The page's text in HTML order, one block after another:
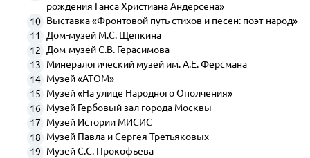
рождения Ганса Христиана Андерсена»
Выставка «Фронтовой путь стихов и песен: поэт-народ»
Дом-музей М.С. Щепкина
Дом-музей С.В. Герасимова
Минералогический музей им. А.Е. Ферсмана
Музей «АТОМ»
Музей «На улице Народного Ополчения»
Музей Гербовый зал города Москвы
Музей Истории МИСИС
Музей Павла и Сергея Третьяковых
Музей С.С. Прокофьева